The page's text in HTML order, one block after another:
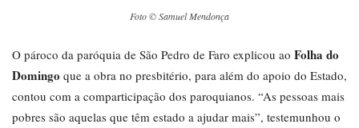
Foto © Samuel Mendonça
O pároco da paróquia de São Pedro de Faro explicou ao Folha do
Domingo que a obra no presbitério, para além do apoio do Estado,
contou com a comparticipação dos paroquianos. “As pessoas mais
pobres são aquelas que têm estado a ajudar mais”, testemunhou o